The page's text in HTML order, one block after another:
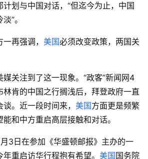
划与中国对话，“但迄今为止，中国
”。
再强调， 美国必须改变政策，两国关
关注到了这一现象。“政客”新闻网4
林肯的中国之行搁浅后，拜登政府一直
。近一段时间来， 美国方面更是频繁
和中方重启高层接触和对话。
3日在参加《华盛顿邮报》主办的一
重启访华行程抱有希望。 美国 国务院